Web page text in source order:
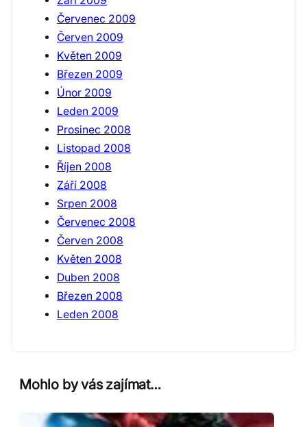
Červenec 2009
Červen 2009
Květen 2009
Březen 2009
Únor 2009
Leden 2009
Prosinec 2008
Listopad 2008
Říjen 2008
Září 2008
Srpen 2008
Červenec 2008
Červen 2008
Květen 2008
Duben 2008
Březen 2008
Leden 2008
Mohlo by vás zajímat…